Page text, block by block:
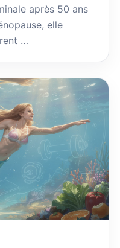
après 50 ans
elle
…